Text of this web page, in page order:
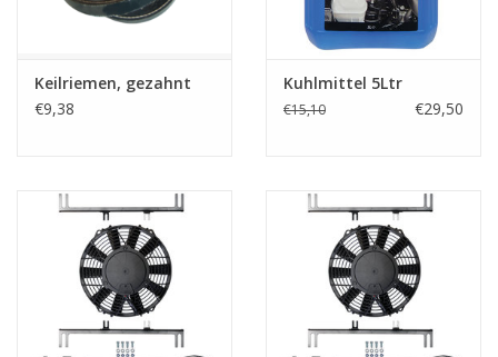
Keilriemen, gezahnt
€9,38
Kuhlmittel 5Ltr
€15,10 €29,50